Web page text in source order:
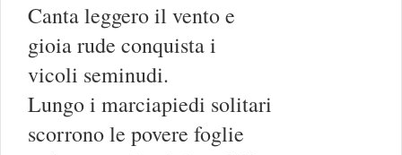
Canta leggero il vento e
gioia rude conquista i
vicoli seminudi.
Lungo i marciapiedi solitari
scorrono le povere foglie